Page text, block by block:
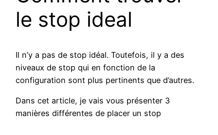
le stop ideal
Il n’y a pas de stop idéal. Toutefois, il y a des
niveaux de stop qui en fonction de la
configuration sont plus pertinents que d’autres.
Dans cet article, je vais vous présenter 3
manières différentes de placer un stop